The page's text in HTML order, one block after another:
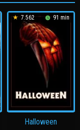
7.562 91 min
Halloween